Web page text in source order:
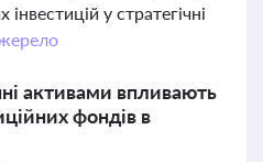
у стратегічні
активами впливають
фондів в